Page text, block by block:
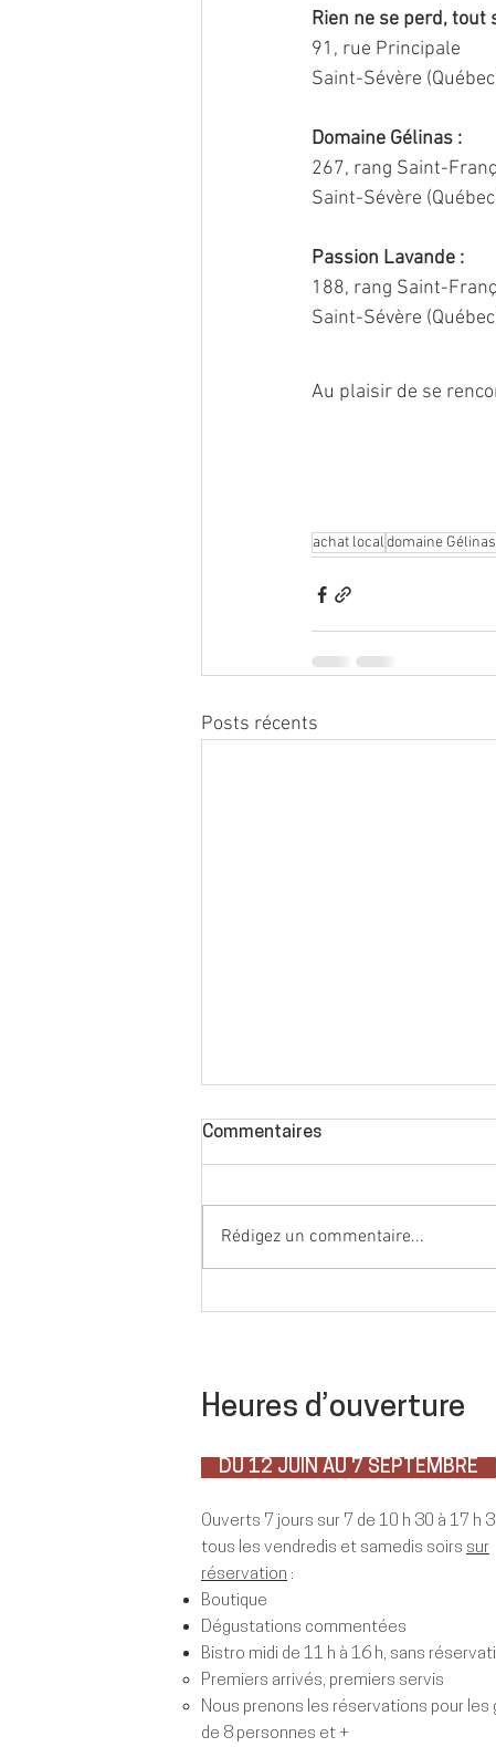
Rien ne se perd, tout
91, rue Principale
Saint-Sévère
Domaine Gélinas :
267, rang Saint-
Saint-Sévère
Passion Lavande :
188, rang Saint-
Saint-Sévère
Au plaisir de se
achat localdomaine Gélinas
Posts récents
Commentaires
Rédigez un commentaire...
Heures d’ouverture
DU 12 JUIN AU 7 SEPTEMBRE
Ouverts 7 jours sur 7 de 10 h 30 à 17 h
tous les vendredis et samedis soirs sur
réservation :
Boutique
Dégustations commentées
Bistro midi de 11 h à 16 h, sans
Premiers arrivés, premiers servis​
Nous prenons les réservations pour les
de 8 personnes et +